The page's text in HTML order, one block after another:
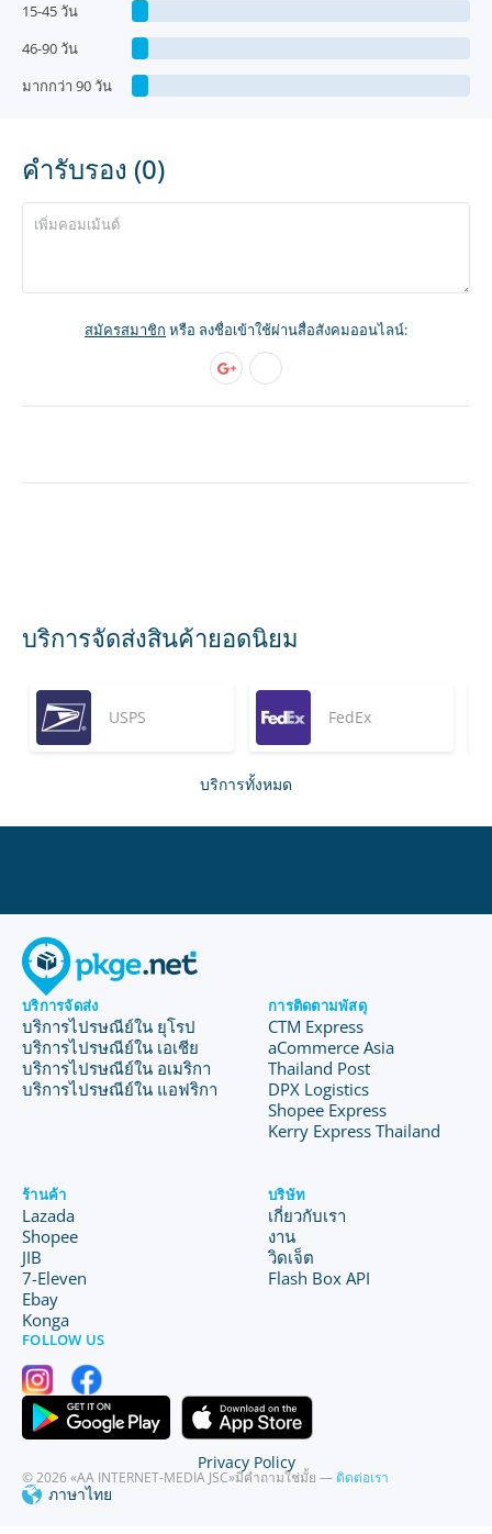
15-45 วัน
46-90 วัน
มากกว่า 90 วัน
คำรับรอง (0)
สมัครสมาชิก หรือ ลงชื่อเข้าใช้ผ่านสื่อสังคมออนไลน์:
บริการจัดส่งสินค้ายอดนิยม
USPS FedEx
บริการทั้งหมด
บริการจัดส่ง
บริการไปรษณีย์ใน ยุโรป
บริการไปรษณีย์ใน เอเชีย
บริการไปรษณีย์ใน อเมริกา
บริการไปรษณีย์ใน แอฟริกา
การติดตามพัสดุ
CTM Express
aCommerce Asia
Thailand Post
DPX Logistics
Shopee Express
Kerry Express Thailand
ร้านค้า
Lazada
Shopee
JIB
7-Eleven
Ebay
Konga
บริษัท
เกี่ยวกับเรา
งาน
วิดเจ็ต
Flash Box API
FOLLOW US
© 2026 «AA INTERNET-MEDIA JSC»มีคำถามใช่มั้ย — ติดต่อเรา
ภาษาไทย
Privacy Policy